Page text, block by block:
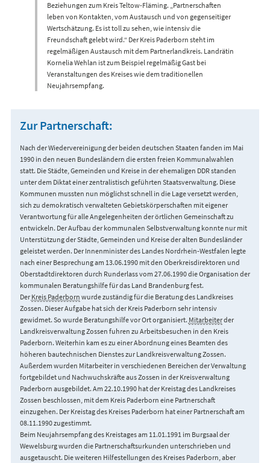
Beziehungen zum Kreis Teltow-Fläming. „Partnerschaften
leben von Kontakten, vom Austausch und von gegenseitiger
Wertschätzung. Es ist toll zu sehen, wie intensiv die
Freundschaft gelebt wird.“ Der Kreis Paderborn steht im
regelmäßigen Austausch mit dem Partnerlandkreis. Landrätin
Kornelia Wehlan ist zum Beispiel regelmäßig Gast bei
Veranstaltungen des Kreises wie dem traditionellen
Neujahrsempfang.
Zur Partnerschaft:
Nach der Wiedervereinigung der beiden deutschen Staaten fanden im Mai
1990 in den neuen Bundesländern die ersten freien Kommunalwahlen
statt. Die Städte, Gemeinden und Kreise in der ehemaligen DDR standen
unter dem Diktat einer zentralistisch geführten Staatsverwaltung. Diese
Kommunen mussten nun möglichst schnell in die Lage versetzt werden,
sich zu demokratisch verwalteten Gebietskörperschaften mit eigener
Verantwortung für alle Angelegenheiten der örtlichen Gemeinschaft zu
entwickeln. Der Aufbau der kommunalen Selbstverwaltung konnte nur mit
Unterstützung der Städte, Gemeinden und Kreise der alten Bundesländer
geleistet werden. Der Innenminister des Landes Nordrhein-Westfalen legte
nach einer Besprechung am 13.06.1990 mit den Oberkreisdirektoren und
Oberstadtdirektoren durch Runderlass vom 27.06.1990 die Organisation der
kommunalen Beratungshilfe für das Land Brandenburg fest.
Der Kreis Paderborn wurde zuständig für die Beratung des Landkreises
Zossen. Dieser Aufgabe hat sich der Kreis Paderborn sehr intensiv
gewidmet. So wurde Beratungshilfe vor Ort organisiert. Mitarbeiterder
Landkreisverwaltung Zossen fuhren zu Arbeitsbesuchen in den Kreis
Paderborn. Weiterhin kam es zu einer Abordnung eines Beamten des
höheren bautechnischen Dienstes zur Landkreisverwaltung Zossen.
Außerdem wurden Mitarbeiter in verschiedenen Bereichen der Verwaltung
fortgebildet und Nachwuchskräfte aus Zossen in der Kreisverwaltung
Paderborn ausgebildet. Am 22.10.1990 hat der Kreistag des Landkreises
Zossen beschlossen, mit dem Kreis Paderborn eine Partnerschaft
einzugehen. Der Kreistag des Kreises Paderborn hat einer Partnerschaft am
08.11.1990 zugestimmt.
Beim Neujahrsempfang des Kreistages am 11.01.1991 im Burgsaal der
Wewelsburg wurden die Partnerschaftsurkunden unterschrieben und
ausgetauscht. Die weiteren Hilfestellungen des Kreises Paderborn, aber